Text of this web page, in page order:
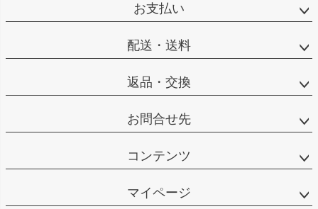
お支払い
配送・送料
返品・交換
お問合せ先
コンテンツ
マイページ